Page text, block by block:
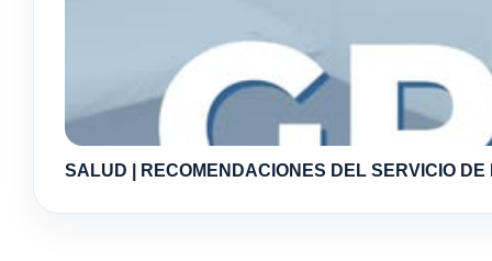
SALUD | RECOMENDACIONES DEL SERVICIO